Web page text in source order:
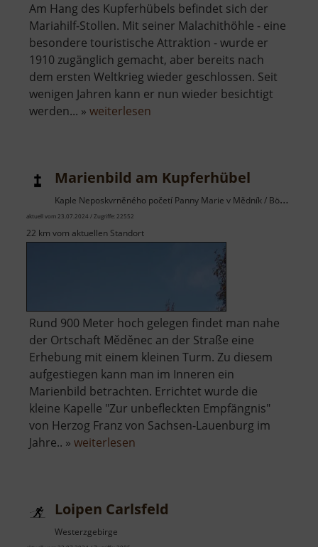
Am Hang des Kupferhübels befindet sich der
Mariahilf-Stollen. Mit seiner Malachithöhle - eine
besondere touristische Attraktion - wurde er
1910 zugänglich gemacht, aber bereits nach
dem ersten Weltkrieg wieder geschlossen. Seit
wenigen Jahren kann er nun wieder besichtigt
werden... » weiterlesen
Marienbild am Kupferhübel
Kaple Neposkvrněného početí Panny Marie v Mědník / Böhmisches Erzgebirge
aktuell vom 23.07.2024 / Zugriffe: 22552
22 km vom aktuellen Standort
Rund 900 Meter hoch gelegen findet man nahe
der Ortschaft Měděnec an der Straße eine
Erhebung mit einem kleinen Turm. Zu diesem
aufgestiegen kann man im Inneren ein
Marienbild betrachten. Errichtet wurde die
kleine Kapelle "Zur unbefleckten Empfängnis"
von Herzog Franz von Sachsen-Lauenburg im
Jahre.. » weiterlesen
Loipen Carlsfeld
Westerzgebirge